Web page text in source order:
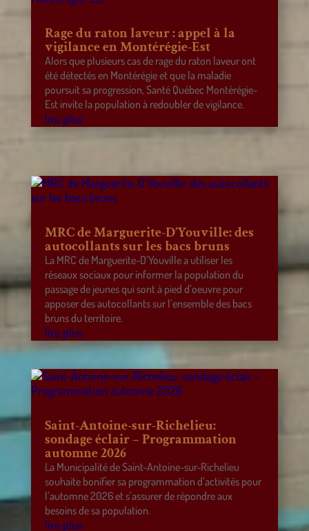
Rage du raton laveur : appel à la
vigilance en Montérégie-Est
Alors que plusieurs cas de rage du raton laveur ont
été détectés en Montérégie et que la maladie
poursuit sa progression, Santé Québec Montérégie-
Est invite la population à redoubler de vigilance.
lire plus
MRC de Marguerite-D’Youville: des
autocollants sur les bacs bruns
La MRC de Marguerite-D’Youville a utiliser les
réseaux sociaux pour informer la population du
passage de jeunes qui sont à pied d’oeuvre pour
apposer des autocollants sur l’ensemble des bacs
bruns du territoire.
lire plus
Saint-Antoine-sur-Richelieu:
sondage éclair – Programmation
automne 2026
La Municipalité de Saint-Antoine-sur-Richelieu
souhaite bonifier sa programmation d’activités pour
l’automne 2026 et s’assurer de répondre aux
besoins de sa population.
lire plus